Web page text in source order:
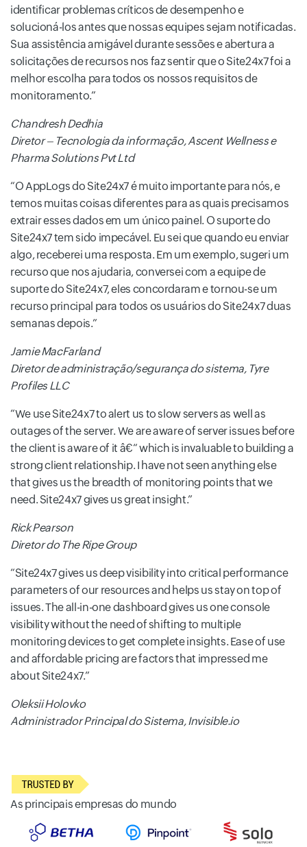
identificar problemas críticos de desempenho e
solucioná-los antes que nossas equipes sejam notificadas.
Sua assistência amigável durante sessões e abertura a
solicitações de recursos nos faz sentir que o Site24x7 foi a
melhor escolha para todos os nossos requisitos de
monitoramento.
Chandresh Dedhia
Diretor – Tecnologia da informação, Ascent Wellness e
Pharma Solutions Pvt Ltd
O AppLogs do Site24x7 é muito importante para nós, e
temos muitas coisas diferentes para as quais precisamos
extrair esses dados em um único painel. O suporte do
Site24x7 tem sido impecável. Eu sei que quando eu enviar
algo, receberei uma resposta. Em um exemplo, sugeri um
recurso que nos ajudaria, conversei com a equipe de
suporte do Site24x7, eles concordaram e tornou-se um
recurso principal para todos os usuários do Site24x7 duas
semanas depois.
Jamie MacFarland
Diretor de administração/segurança do sistema, Tyre
Profiles LLC
We use Site24x7 to alert us to slow servers as well as
outages of the server. We are aware of server issues before
the client is aware of it â€“ which is invaluable to building a
strong client relationship. I have not seen anything else
that gives us the breadth of monitoring points that we
need. Site24x7 gives us great insight.
Rick Pearson
Diretor do The Ripe Group
Site24x7 gives us deep visibility into critical performance
parameters of our resources and helps us stay on top of
issues. The all-in-one dashboard gives us one console
visibility without the need of shifting to multiple
monitoring devices to get complete insights. Ease of use
and affordable pricing are factors that impressed me
about Site24x7.
Oleksii Holovko
Administrador Principal do Sistema, Invisible.io
As principais empresas do mundo